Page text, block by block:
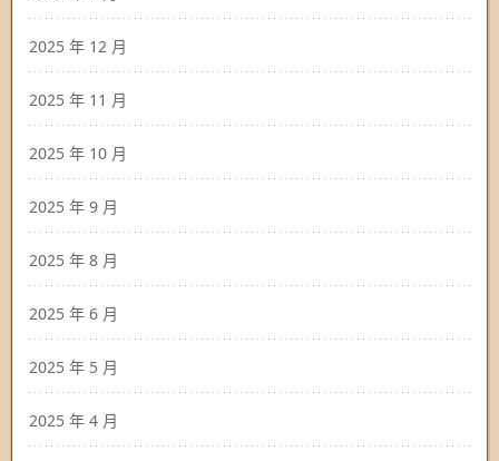
2025 年 12 月
2025 年 11 月
2025 年 10 月
2025 年 9 月
2025 年 8 月
2025 年 6 月
2025 年 5 月
2025 年 4 月